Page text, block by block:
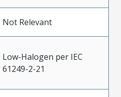
Not Relevant
Low-Halogen per IEC
61249-2-21